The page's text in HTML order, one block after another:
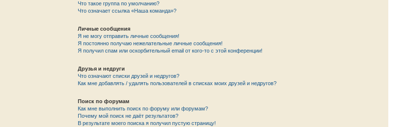
Что такое группа по умолчанию?
Что означает ссылка «Наша команда»?
Личные сообщения
Я не могу отправить личные сообщения!
Я постоянно получаю нежелательные личные сообщения!
Я получил спам или оскорбительный email от кого-то с этой конференции!
Друзья и недруги
Что означают списки друзей и недругов?
Как мне добавлять / удалять пользователей в списках моих друзей и недругов?
Поиск по форумам
Как мне выполнить поиск по форуму или форумам?
Почему мой поиск не даёт результатов?
В результате моего поиска я получил пустую страницу!